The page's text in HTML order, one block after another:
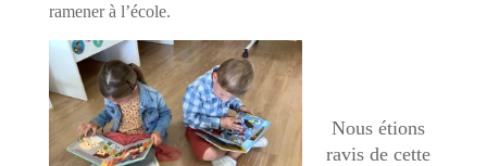
ramener à l’école.
Nous étions
ravis de cette